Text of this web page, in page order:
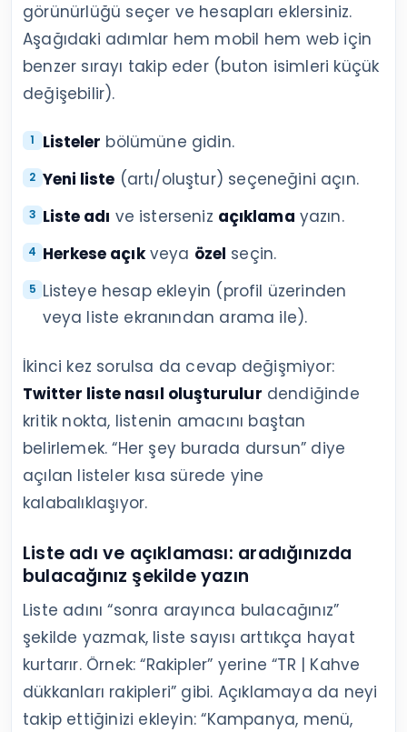
görünürlüğü seçer ve hesapları eklersiniz.
Aşağıdaki adımlar hem mobil hem web için
benzer sırayı takip eder (buton isimleri küçük
değişebilir).
Listeler bölümüne gidin.
Yeni liste (artı/oluştur) seçeneğini açın.
Liste adı ve isterseniz açıklama yazın.
Herkese açıkveya özel seçin.
Listeye hesap ekleyin (profil üzerinden
veya liste ekranından arama ile).
İkinci kez sorulsa da cevap değişmiyor:
Twitter liste nasıl oluşturulur dendiğinde
kritik nokta, listenin amacını baştan
belirlemek. “Her şey burada dursun” diye
açılan listeler kısa sürede yine
kalabalıklaşıyor.
Liste adı ve açıklaması: aradığınızda
bulacağınız şekilde yazın
Liste adını “sonra arayınca bulacağınız”
şekilde yazmak, liste sayısı arttıkça hayat
kurtarır. Örnek: “Rakipler” yerine “TR | Kahve
dükkanları rakipleri” gibi. Açıklamaya da neyi
takip ettiğinizi ekleyin: “Kampanya, menü,